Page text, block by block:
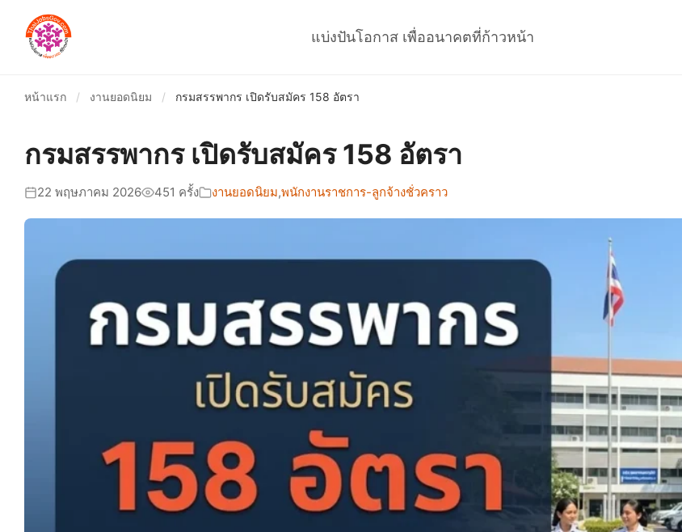
แบ่งปันโอกาส เพื่ออนาคตที่ก้าวหน้า
หน้าแรก / งานยอดนิยม / กรมสรรพากร เปิดรับสมัคร 158 อัตรา
กรมสรรพากร เปิดรับสมัคร 158 อัตรา
22 พฤษภาคม 2026 451 ครั้ง งานยอดนิยม,พนักงานราชการ-ลูกจ้างชั่วคราว